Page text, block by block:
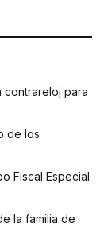
contrareloj para
de los
Fiscal Especial
la familia de